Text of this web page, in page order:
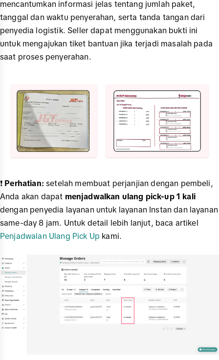
mencantumkan informasi jelas tentang jumlah paket,
tanggal dan waktu penyerahan, serta tanda tangan dari
penyedia logistik. Seller dapat menggunakan bukti ini
untuk mengajukan tiket bantuan jika terjadi masalah pada
saat proses penyerahan.
❗️ Perhatian: setelah membuat perjanjian dengan pembeli,
Anda akan dapat menjadwalkan ulang pick-up 1 kali
dengan penyedia layanan untuk layanan Instan dan layanan
same-day 8 jam. Untuk detail lebih lanjut, baca artikel
Penjadwalan Ulang Pick Up kami.